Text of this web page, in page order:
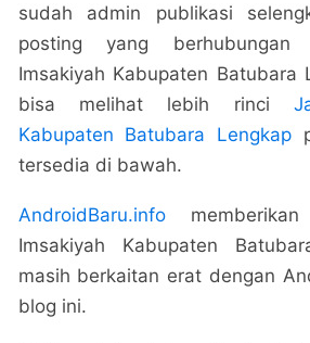
sudah admin publikasi
posting yang berhubungan
Imsakiyah Kabupaten Batubara
bisa melihat lebih rinci
Kabupaten Batubara Lengkap
tersedia di bawah.
AndroidBaru.info
Imsakiyah Kabupaten
masih berkaitan erat dengan
blog ini.